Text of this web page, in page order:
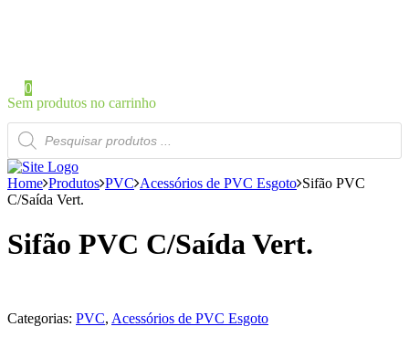
0
Sem produtos no carrinho
Products
search
Home Produtos PVC Acessórios de PVC Esgoto Sifão PVC
C/Saída Vert.
Sifão PVC C/Saída Vert.
Categorias: PVC, Acessórios de PVC Esgoto